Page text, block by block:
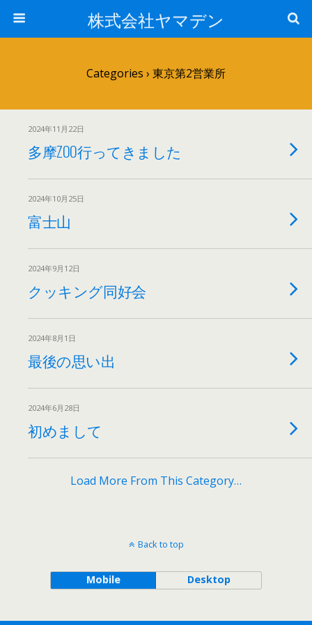
株式会社ヤマデン
Categories › 東京第2営業所
2024年11月22日
多摩ZOO行ってきました
2024年10月25日
富士山
2024年9月12日
クッキング同好会
2024年8月1日
最後の思い出
2024年6月28日
初めまして
Load More From This Category…
Back to top
Mobile Desktop